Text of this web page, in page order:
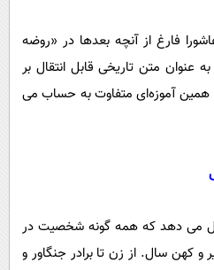
فارغ از آنچه بعدها در «روضه
عنوان متن تاریخی قابل انتقال بر
آموزه‌ای متفاوت به حساب می
می دهد که همه گونه شخصیت در
و کهن سال. از زن تا برادر جنگاور و